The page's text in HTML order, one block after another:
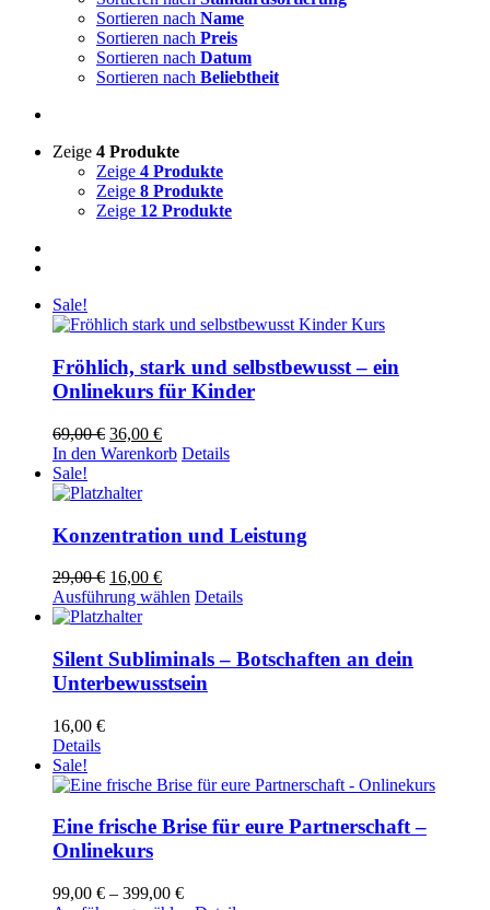
Sortieren nach Name
Sortieren nach Preis
Sortieren nach Datum
Sortieren nach Beliebtheit
Zeige 4 Produkte
Zeige 4 Produkte
Zeige 8 Produkte
Zeige 12 Produkte
Sale!
Fröhlich, stark und selbstbewusst – ein
Onlinekurs für Kinder
69,00€ Ursprünglicher
Preis
69,00 €
36,00 €Aktueller
Preis
In den Warenkorb Details
Sale!
Konzentration und Leistung
29,00€ Ursprünglicher
Preis
war:
16,00 €Aktueller
Preis
Ausführung wählen Dieses
mehrere
Varianten
auf.
der
gewählt
Details
Silent Subliminals – Botschaften an dein
Unterbewusstsein
16,00 €
Details
Sale!
Eine frische Brise für eure Partnerschaft –
Onlinekurs
99,00 € – 399,00 €Preisspanne: